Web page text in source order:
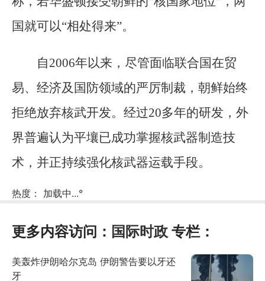
国就可以“相处得来”。
自2006年以来，尽管面临联合国在贸
易、经济及国防领域的严厉制裁，朝鲜始终
拒绝放弃核武开发。经过20多年的研发，外
界普遍认为平壤已成功掌握核武器制造技
术，并正持续强化核武器运载手段。
热度： 加载中...°
更多内容访问： 国际时政 专栏：
美轰炸伊朗哈尔克岛 伊朗警告要以牙还
牙